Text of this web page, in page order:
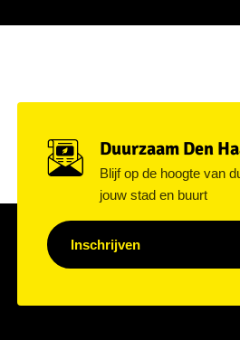
Duurzaam Den
Blijf op de hoogte van
jouw stad en buurt
Inschrijven